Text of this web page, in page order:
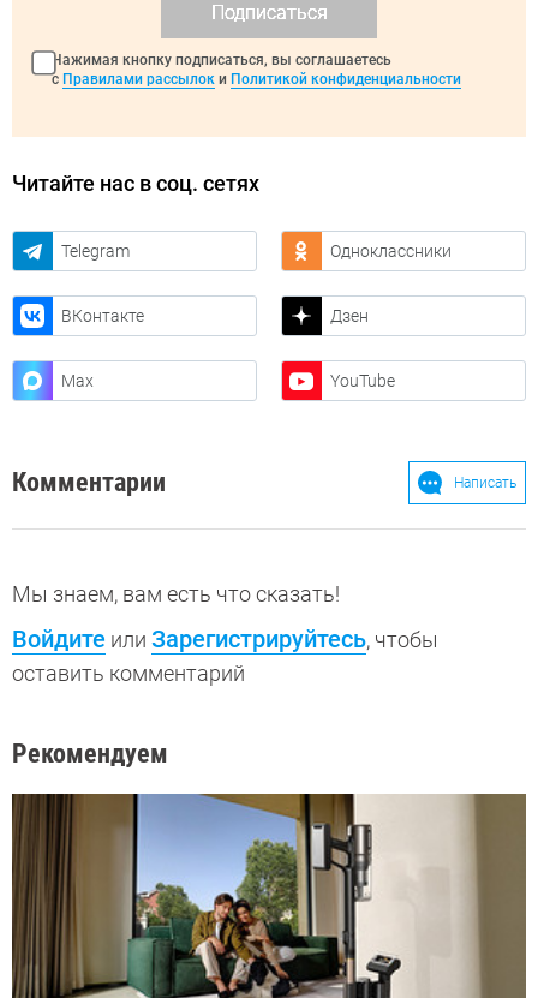
Подписаться
Нажимая кнопку подписаться, вы соглашаетесь
с Правилами рассылок и Политикой конфиденциальности
Читайте нас в соц. сетях
Telegram Одноклассники
ВКонтакте Дзен
Max YouTube
Комментарии Написать
Мы знаем, вам есть что сказать!
Войдите или Зарегистрируйтесь, чтобы
оставить комментарий
Рекомендуем